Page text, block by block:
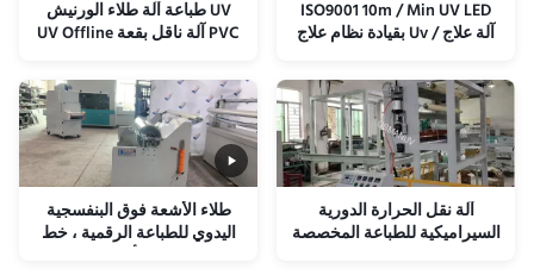
ISO9001 10m / Min UV LED
آلة علاج / Uv بقيادة نظام علاج
UV طباعة آلة طلاء الورنيش
PVC آلة ناقل بقعة UV Offline
آلة نقل الحرارة الدورية
السيراميكية للطباعة المخصصة
طلاء الأشعة فوق البنفسجية
اليدوي للطباعة الرقمية ، خط
طلاء الملف الأبيض 800 مم